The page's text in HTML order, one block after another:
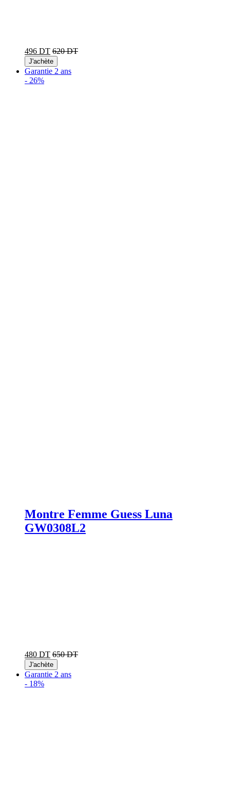
496 DT 620 DT
J'achète
Garantie 2 ans
- 26%
Montre Femme Guess Luna
GW0308L2
480 DT 650 DT
J'achète
Garantie 2 ans
- 18%